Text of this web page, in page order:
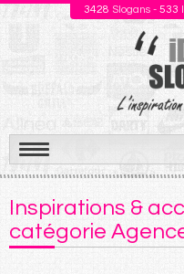
3428 Slogans - 533
Aller
au
contenu
Inspirations &
catégorie